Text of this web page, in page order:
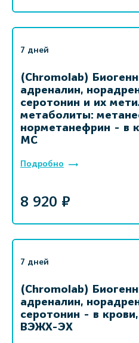
7 дней
(Chromolab)
адреналин,
серотонин и их
метаболиты:
норметанефрин - в
МС
Подробно
8 920 ₽
7 дней
(Chromolab)
адреналин,
серотонин - в
ВЭЖХ-ЭХ